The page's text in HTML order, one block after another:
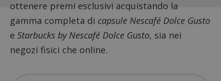
ottenere premi esclusivi acquistando la
gamma completa di capsule Nescafé Dolce Gusto
e Starbucks by Nescafé Dolce Gusto, sia nei
negozi fisici che online.